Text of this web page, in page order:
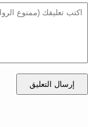
إرسال التعليق